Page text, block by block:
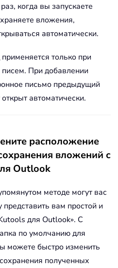
когда вы запускаете
вложения,
автоматически.
только при
При добавлении
письмо предыдущий
автоматически.
расположение
вложений с
Outlook
методе могут вас
вам простой и
для Outlook». С
по умолчанию для
можете быстро изменить
полученных